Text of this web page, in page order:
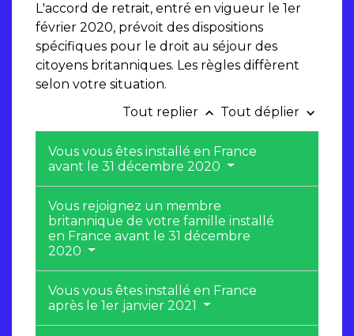
L'accord de retrait, entré en vigueur le 1er
février 2020, prévoit des dispositions
spécifiques pour le droit au séjour des
citoyens britanniques. Les règles diffèrent
selon votre situation.
Tout replier keyboard_arrow_up Tout déplier keyboard_arrow_down
Vous vous êtes installé en France
avant le 31 décembre 2020
Vous rejoignez un membre
britannique de votre famille installé
en France avant le 31 décembre
2020
Vous vous êtes installé en France
après le 1er janvier 2021